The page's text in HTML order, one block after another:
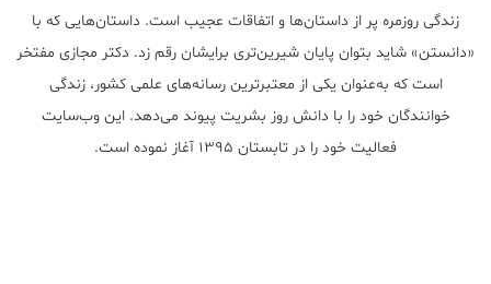
زندگی روزمره پر از داستان‌ها و اتفاقات عجیب است. داستان‌هایی که با
«دانستن» شاید بتوان پایان شیرین‌تری برایشان رقم زد. دکتر مجازی مفتخر
است که به‌عنوان یکی از معتبر‌ترین رسانه‌های علمی کشور، زندگی
خوانندگان خود را با دانش روز بشریت پیوند می‌دهد. این وب‌سایت
فعالیت خود را در تابستان ۱۳۹۵ آغاز نموده است.